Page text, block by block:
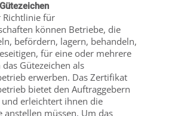
Richtlinie für
können Betriebe, die
befördern, lagern, behandeln,
für eine oder mehrere
Gütezeichen als
erwerben. Das Zertifikat
bietet den Auftraggebern
erleichtert ihnen die
anstellen müssen. Um das